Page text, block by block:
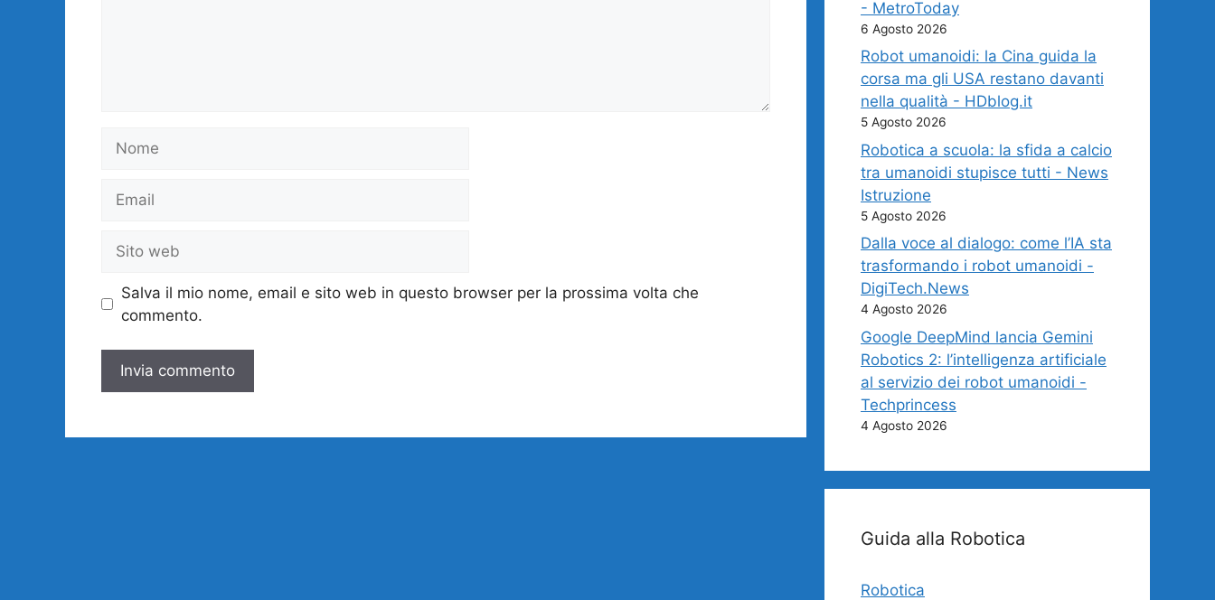
web
Salva il mio nome, email e sito web in questo browser per la prossima volta che
commento.
- MetroToday
6 Agosto 2026
Robot umanoidi: la Cina guida la
corsa ma gli USA restano davanti
nella qualità - HDblog.it
5 Agosto 2026
Robotica a scuola: la sfida a calcio
tra umanoidi stupisce tutti - News
Istruzione
5 Agosto 2026
Dalla voce al dialogo: come l’IA sta
trasformando i robot umanoidi -
DigiTech.News
4 Agosto 2026
Google DeepMind lancia Gemini
Robotics 2: l’intelligenza artificiale
al servizio dei robot umanoidi -
Techprincess
4 Agosto 2026
Guida alla Robotica
Robotica